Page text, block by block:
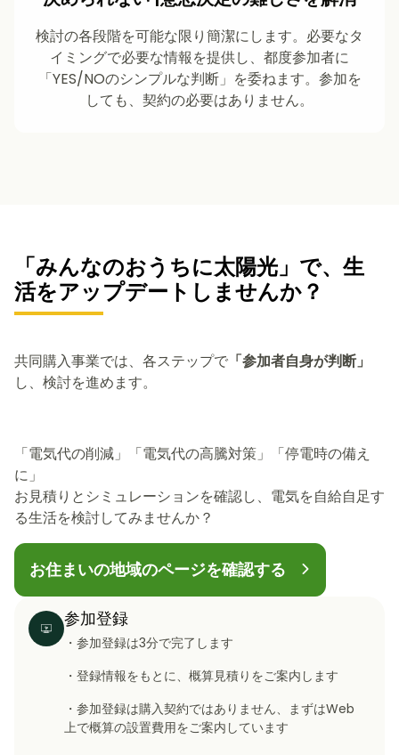
検討の各段階を可能な限り簡潔にします。必要なタ
イミングで必要な情報を提供し、都度参加者に
「YES/NOのシンプルな判断」を委ねます。参加を
しても、契約の必要はありません。
「みんなのおうちに太陽光」で、 生
活をアップデートしませんか？
共同購入事業では、各ステップで 「参加者自身が判断」
し、検討を進めます。
「電気代の削減」「電気代の高騰対策」「停電時の備え
に」
お見積りとシミュレーションを確認し、電気を自給自足す
る生活を検討してみませんか？
お住まいの地域のページを確認する
参加登録
・参加登録は3分で完了します
・登録情報をもとに、概算見積りをご案内します
・参加登録は購入契約ではありません、 まずはWeb
上で概算の設置費用をご案内しています